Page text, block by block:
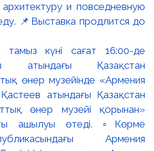
и повседневную
📌Выставка продлится до